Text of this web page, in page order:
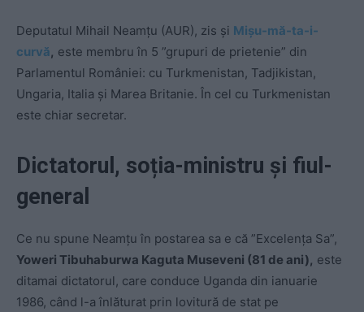
Deputatul Mihail Neamțu (AUR), zis și Mișu-mă-ta-i-
curvă, este membru în 5 ”grupuri de prietenie” din
Parlamentul României: cu Turkmenistan, Tadjikistan,
Ungaria, Italia și Marea Britanie. În cel cu Turkmenistan
este chiar secretar.
Dictatorul, soția-ministru și fiul-
general
Ce nu spune Neamțu în postarea sa e că ”Excelența Sa”,
Yoweri Tibuhaburwa Kaguta Museveni (81 de ani), este
ditamai dictatorul, care conduce Uganda din ianuarie
1986, când l-a înlăturat prin lovitură de stat pe